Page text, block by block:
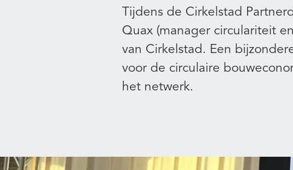
Tijdens de Cirkelstad
Quax (manager circulariteit
van Cirkelstad. Een
voor de circulaire
het netwerk.